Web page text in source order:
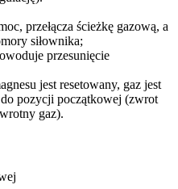
przełącza ścieżkę gazową, a
siłownika;
przesunięcie
jest resetowany, gaz jest
pozycji początkowej (zwrot
gaz).